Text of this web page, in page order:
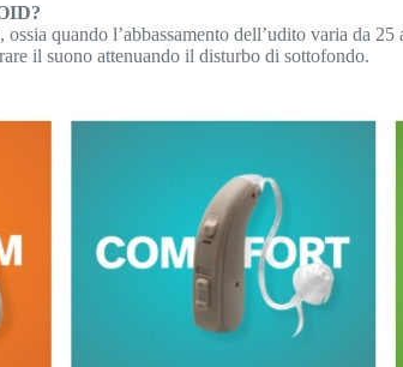
quando l’abbassamento dell’udito varia da
il suono attenuando il disturbo di sottofondo.